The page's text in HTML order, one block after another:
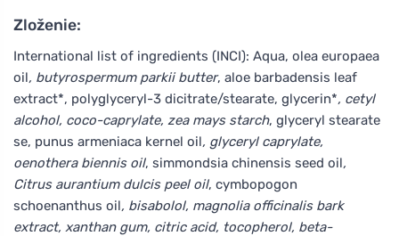
Zloženie:
International list of ingredients (INCI): Aqua, olea europaea
oil, butyrospermum parkii butter, aloe barbadensis leaf
extract*, polyglyceryl-3 dicitrate/stearate, glycerin*, cetyl
alcohol, coco-caprylate, zea mays starch, glyceryl stearate
se, punus armeniaca kernel oil, glyceryl caprylate,
oenothera biennis oil, simmondsia chinensis seed oil,
Citrus aurantium dulcis peel oil, cymbopogon
schoenanthus oil, bisabolol, magnolia officinalis bark
extract, xanthan gum, citric acid, tocopherol, beta-